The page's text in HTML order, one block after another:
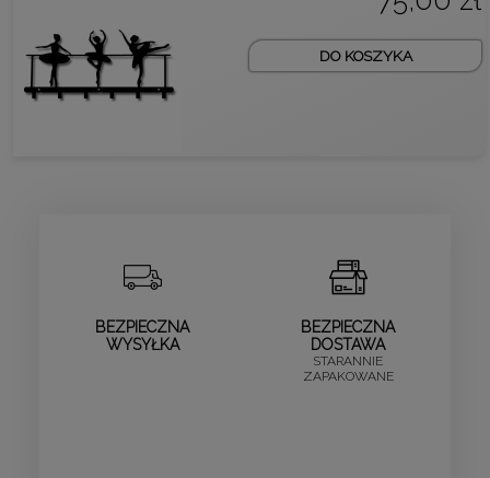
DO KOSZYKA
BEZPIECZNA
WYSYŁKA
BEZPIECZNA
DOSTAWA
STARANNIE
ZAPAKOWANE